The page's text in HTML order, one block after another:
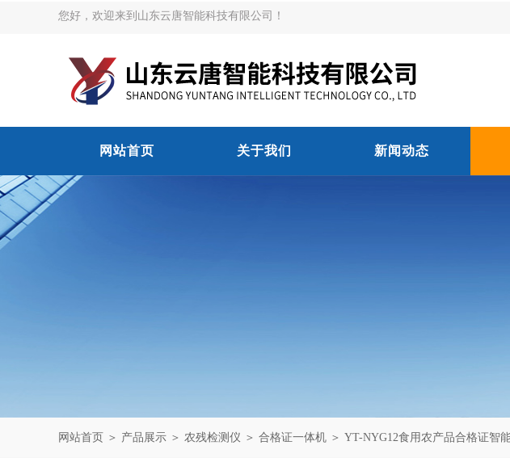
您好，欢迎来到山东云唐智能科技有限公司！
网站首页 关于我们 新闻动态
网站首页 ＞ 产品展示 ＞ 农残检测仪 ＞ 合格证一体机 ＞ YT-NYG12食用农产品合格证智